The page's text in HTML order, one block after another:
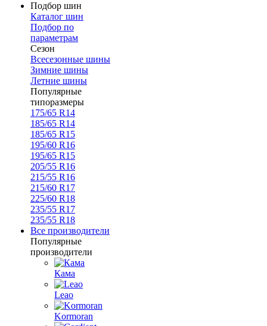
Подбор шин
Каталог шин
Подбор по
параметрам
Сезон
Всесезонные шины
Зимние шины
Летние шины
Популярные
типоразмеры
175/65 R14
185/65 R14
185/65 R15
195/60 R16
195/65 R15
205/55 R16
215/55 R16
215/60 R17
225/60 R18
235/55 R17
235/55 R18
Все производители
Популярные
производители
Кама
Leao
Kormoran